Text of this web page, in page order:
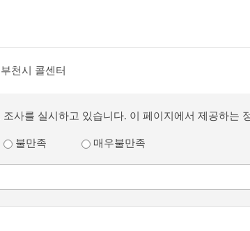
부천시 콜센터
사를 실시하고 있습니다. 이 페이지에서 제공하는
불만족 매우불만족